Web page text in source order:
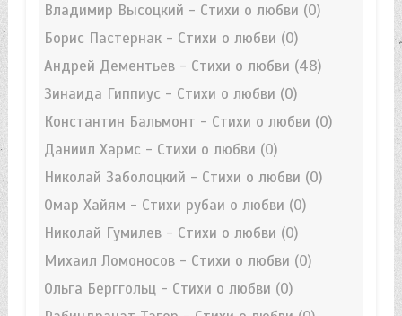
Владимир Высоцкий - Стихи о любви (0)
Борис Пастернак - Стихи о любви (0)
Андрей Дементьев - Стихи о любви (48)
Зинаида Гиппиус - Стихи о любви (0)
Константин Бальмонт - Стихи о любви (0)
Даниил Хармс - Стихи о любви (0)
Николай Заболоцкий - Стихи о любви (0)
Омар Хайям - Стихи рубаи о любви (0)
Николай Гумилев - Стихи о любви (0)
Михаил Ломоносов - Стихи о любви (0)
Ольга Берггольц - Стихи о любви (0)